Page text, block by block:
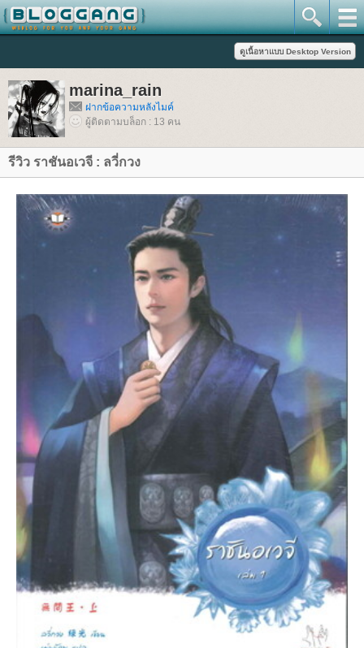
marina_rain
ฝากข้อความหลังไมค์
ผู้ติดตามบล็อก : 13 คน
รีวิว ราชันอเวจี : ลวี่กวง